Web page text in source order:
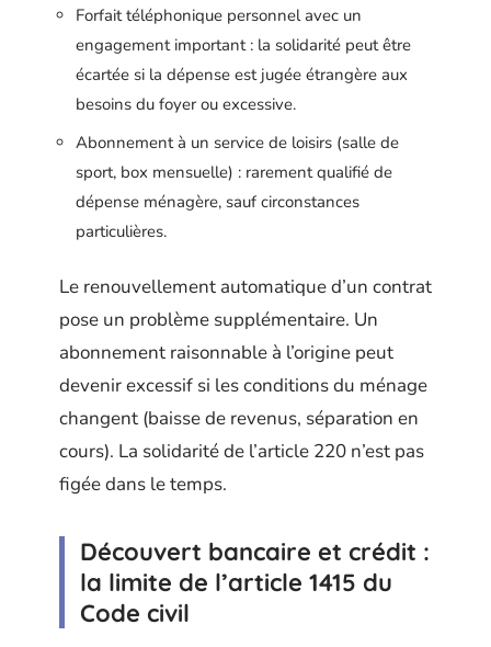
Forfait téléphonique personnel avec un
engagement important : la solidarité peut être
écartée si la dépense est jugée étrangère aux
besoins du foyer ou excessive.
Abonnement à un service de loisirs (salle de
sport, box mensuelle) : rarement qualifié de
dépense ménagère, sauf circonstances
particulières.
Le renouvellement automatique d’un contrat
pose un problème supplémentaire. Un
abonnement raisonnable à l’origine peut
devenir excessif si les conditions du ménage
changent (baisse de revenus, séparation en
cours). La solidarité de l’article 220 n’est pas
figée dans le temps.
Découvert bancaire et crédit :
la limite de l’article 1415 du
Code civil